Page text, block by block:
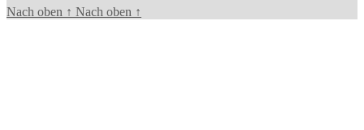
Nach oben ↑ Nach oben ↑